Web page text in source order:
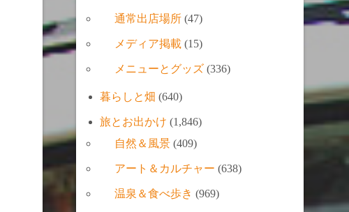
通常出店場所 (47)
メディア掲載 (15)
メニューとグッズ (336)
暮らしと畑 (640)
旅とお出かけ (1,846)
自然＆風景 (409)
アート＆カルチャー (638)
温泉＆食べ歩き (969)